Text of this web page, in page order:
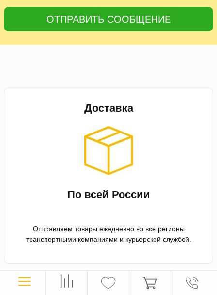
ОТПРАВИТЬ СООБЩЕНИЕ
Доставка
По всей России
Отправляем товары ежедневно во все регионы
транспортными компаниями и курьерской службой.
Оплата